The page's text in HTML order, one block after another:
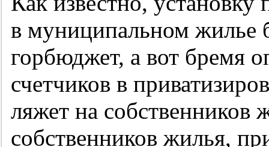
в муниципальном жилье
горбюджет, а вот бремя
счетчиков в
ляжет на собственников
собственников жилья,